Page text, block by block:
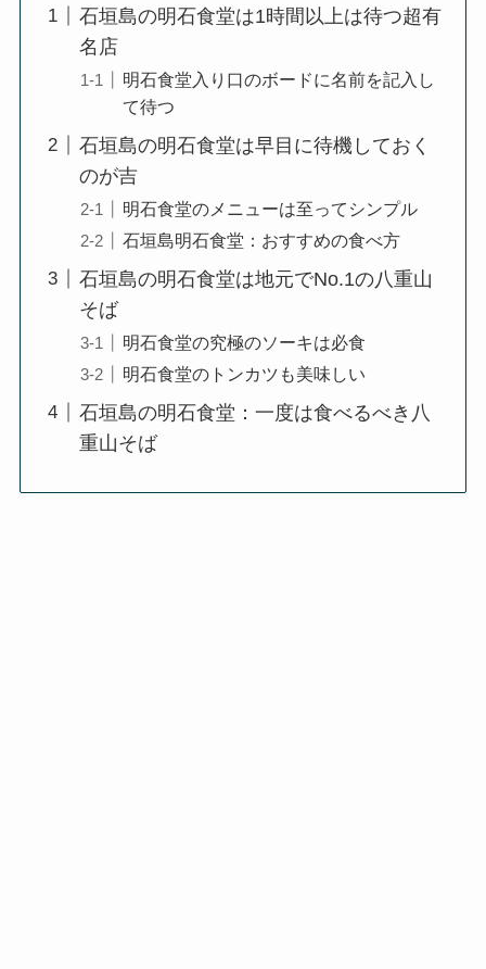
石垣島の明石食堂は1時間以上は待つ超有
名店
明石食堂入り口のボードに名前を記入し
て待つ
石垣島の明石食堂は早目に待機しておく
のが吉
明石食堂のメニューは至ってシンプル
石垣島明石食堂：おすすめの食べ方
石垣島の明石食堂は地元でNo.1の八重山
そば
明石食堂の究極のソーキは必食
明石食堂のトンカツも美味しい
石垣島の明石食堂：一度は食べるべき八
重山そば